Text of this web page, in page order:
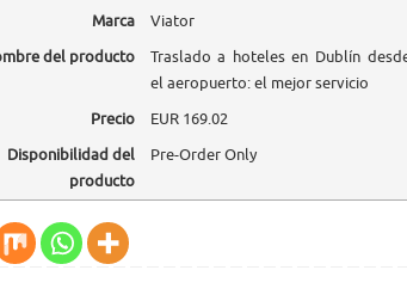
Marca
Viator
del producto
Traslado a hoteles en Dublín
el aeropuerto: el mejor servicio
Precio
EUR169.02
Disponibilidad del
producto
Pre-Order Only